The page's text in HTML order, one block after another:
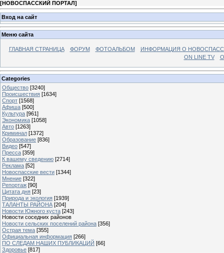
[НОВОСПАССКИЙ ПОРТАЛ]
Вход на сайт
Меню сайта
ГЛАВНАЯ СТРАНИЦА ФОРУМ ФОТОАЛЬБОМ
ИНФОРМАЦИЯ О
ON LINE TV
Categories
Общество [3240]
Происшествия [1634]
Спорт [1568]
Афиша [500]
Культура [961]
Экономика [1058]
Авто [1263]
Криминал [1372]
Образование [836]
Видео [547]
Пресса [359]
К вашему сведению [2714]
Реклама [52]
Новоспасские вести [1344]
Мнение [322]
Репортаж [90]
Цитата дня [23]
Природа и экология [1939]
ТАЛАНТЫ РАЙОНА [204]
Новости Южного куста [243]
Новости соседних районов
Новости сельских поселений района [356]
Острая тема [355]
Официальная информация [266]
ПО СЛЕДАМ НАШИХ ПУБЛИКАЦИЙ [66]
Здоровье [817]